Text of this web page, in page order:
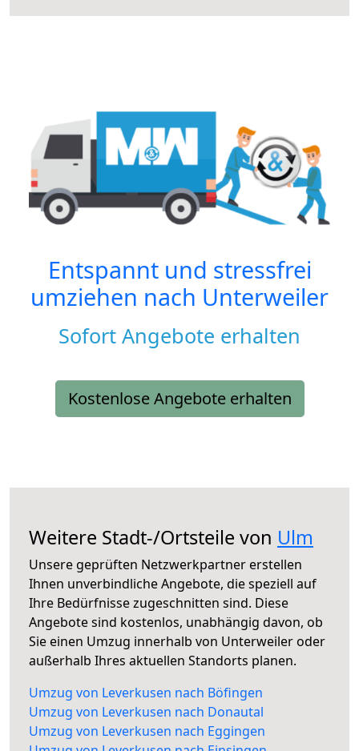
Entspannt und stressfrei
umziehen nach Unterweiler
Sofort Angebote erhalten
Kostenlose Angebote erhalten
Weitere Stadt-/Ortsteile von Ulm
Unsere geprüften Netzwerkpartner erstellen
Ihnen unverbindliche Angebote, die speziell auf
Ihre Bedürfnisse zugeschnitten sind. Diese
Angebote sind kostenlos, unabhängig davon, ob
Sie einen Umzug innerhalb von Unterweiler oder
außerhalb Ihres aktuellen Standorts planen.
Umzug von Leverkusen nach Böfingen
Umzug von Leverkusen nach Donautal
Umzug von Leverkusen nach Eggingen